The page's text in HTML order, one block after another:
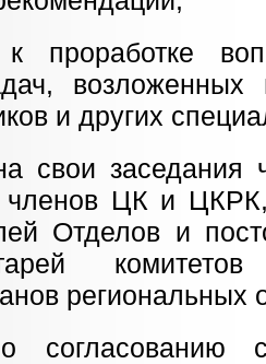
проработке
возложенных
и других
свои заседания
членов ЦК и
Отделов и
согласованию